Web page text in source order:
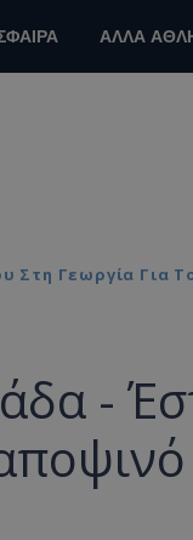
ΑΛΛΑ
Στη Γεωργία Για
-